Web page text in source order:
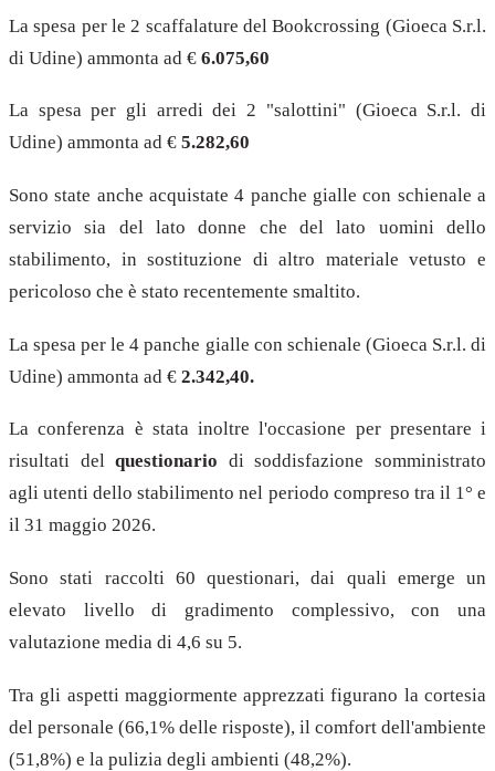
La spesa per le 2 scaffalature del Bookcrossing (Gioeca S.r.l.
di Udine) ammonta ad € 6.075,60
La spesa per gli arredi dei 2 "salottini" (Gioeca S.r.l. di
Udine) ammonta ad € 5.282,60
Sono state anche acquistate 4 panche gialle con schienale a
servizio sia del lato donne che del lato uomini dello
stabilimento, in sostituzione di altro materiale vetusto e
pericoloso che è stato recentemente smaltito.
La spesa per le 4 panche gialle con schienale (Gioeca S.r.l. di
Udine) ammonta ad € 2.342,40.
La conferenza è stata inoltre l'occasione per presentare i
risultati delquestionario di soddisfazione somministrato
agli utenti dello stabilimento nel periodo compreso tra il 1° e
il 31 maggio 2026.
Sono stati raccolti 60 questionari, dai quali emerge un
elevato livello di gradimento complessivo, con una
valutazione media di 4,6 su 5.
Tra gli aspetti maggiormente apprezzati figurano la cortesia
del personale (66,1% delle risposte), il comfort dell'ambiente
(51,8%) e la pulizia degli ambienti (48,2%).